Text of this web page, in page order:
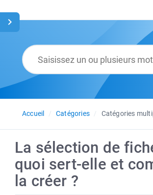
Glossaire
Français
Accueil
Catégories Catégories
La sélection de
quoi sert-elle et
la créer ?